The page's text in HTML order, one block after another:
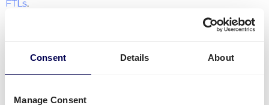
Consent Details About
Manage Consent
FTLs.
Palettenhubwagen zur Verfügung.
Von der Niederlande aus können Sie